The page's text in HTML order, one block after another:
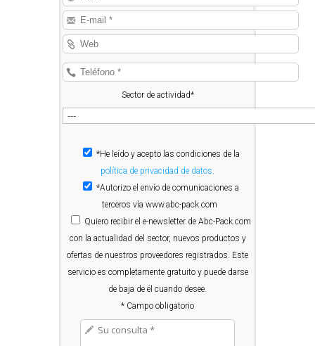
Sector de actividad*
*He leído y acepto las condiciones de la
política de privacidad de datos.
*Autorizo el envío de comunicaciones a
terceros vía www.abc-pack.com
Quiero recibir el e-newsletter de Abc-Pack.com
con la actualidad del sector, nuevos productos y
ofertas de nuestros proveedores registrados. Este
servicio es completamente gratuito y puede darse
de baja de él cuando desee.
* Campo obligatorio